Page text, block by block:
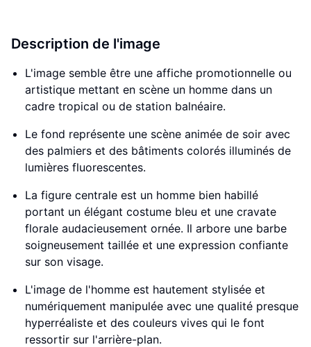
Description de l'image
L'image semble être une affiche promotionnelle ou
artistique mettant en scène un homme dans un
cadre tropical ou de station balnéaire.
Le fond représente une scène animée de soir avec
des palmiers et des bâtiments colorés illuminés de
lumières fluorescentes.
La figure centrale est un homme bien habillé
portant un élégant costume bleu et une cravate
florale audacieusement ornée. Il arbore une barbe
soigneusement taillée et une expression confiante
sur son visage.
L'image de l'homme est hautement stylisée et
numériquement manipulée avec une qualité presque
hyperréaliste et des couleurs vives qui le font
ressortir sur l'arrière-plan.